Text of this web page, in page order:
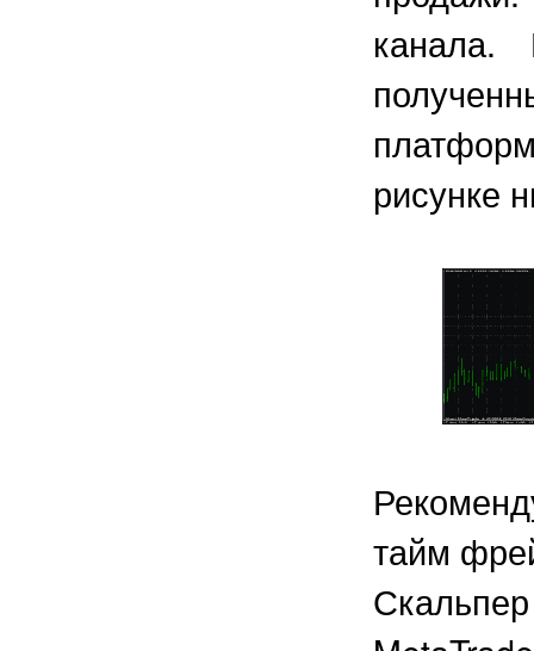
канала.
рисунке
тайм